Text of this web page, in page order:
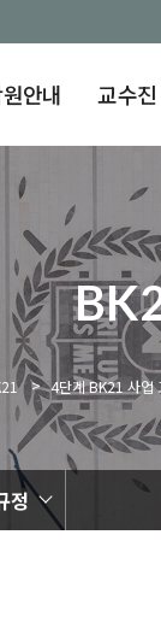
안내 교수진
> 4단계 BK21 사업
정